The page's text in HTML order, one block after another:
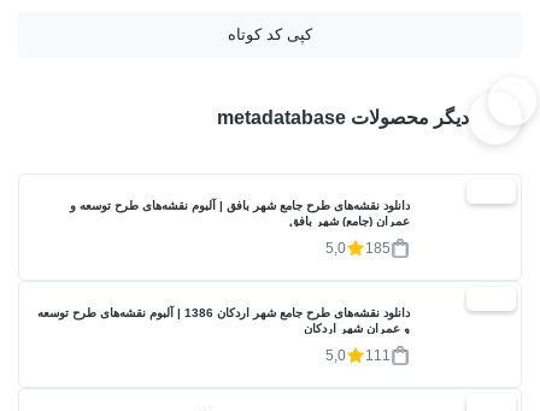
کپی کد کوتاه
دیگر محصولات metadatabase
دانلود نقشه‌های طرح جامع شهر بافق | آلبوم نقشه‌های طرح توسعه و
عمران (جامع) شهر بافق
185
5,0
دانلود نقشه‌های طرح جامع شهر اردکان 1386 | آلبوم نقشه‌های طرح توسعه
و عمران شهر اردکان
111
5,0